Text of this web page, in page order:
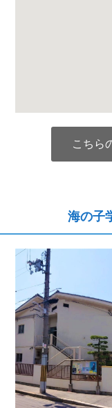
こちら
海の子